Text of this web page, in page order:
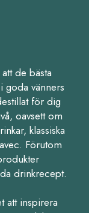
de bästa
goda vänners
för dig
oavsett om
klassiska
Förutom
drinkrecept.
att inspirera